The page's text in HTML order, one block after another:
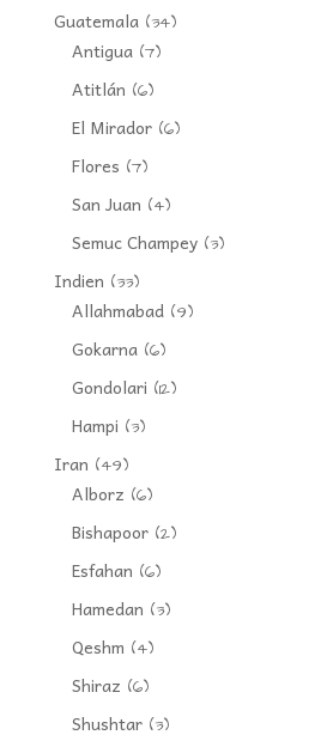
Guatemala(34)
Antigua(7)
Atitlán (6)
El Mirador(6)
Flores (7)
San Juan (4)
Semuc Champey(3)
Indien (33)
Allahmabad(9)
Gokarna(6)
Gondolari (12)
Hampi (3)
Iran (49)
Alborz (6)
Bishapoor(2)
Esfahan (6)
Hamedan (3)
Qeshm (4)
Shiraz (6)
Shushtar(3)